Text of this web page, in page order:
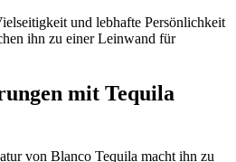
und lebhafte Persönlichkeit
ihn zu einer Leinwand für
mit Tequila
von Blanco Tequila macht ihn zu